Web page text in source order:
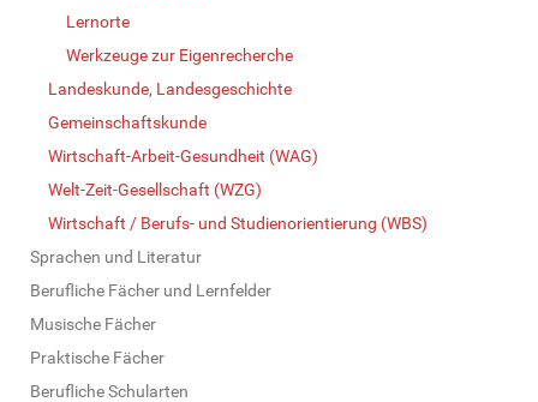
Lernorte
Werkzeuge zur Eigenrecherche
Landeskunde, Landesgeschichte
Gemeinschaftskunde
Wirtschaft-Arbeit-Gesundheit (WAG)
Welt-Zeit-Gesellschaft (WZG)
Wirtschaft / Berufs- und Studienorientierung (WBS)
Sprachen und Literatur
Berufliche Fächer und Lernfelder
Musische Fächer
Praktische Fächer
Berufliche Schularten